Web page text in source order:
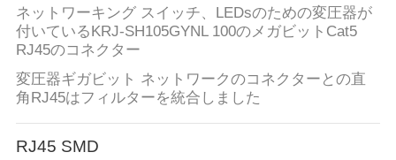
ラ
イ
バ
シ
ネットワーキング スイッチ、LEDsのための変圧器が
付いているKRJ-SH105GYNL 100のメガビットCat5
RJ45のコネクター
変圧器ギガビット ネットワークのコネクターとの直
角RJ45はフィルターを統合しました
RJ45 SMD